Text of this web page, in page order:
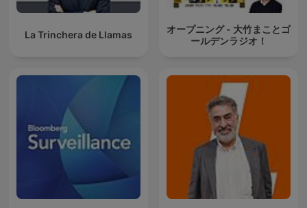
La Trinchera de Llamas
オープニング - 大竹まことゴ
ールデンラジオ！